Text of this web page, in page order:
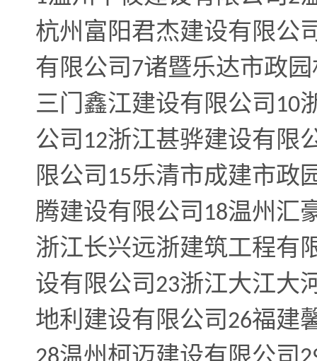
杭州富阳君杰建设有限公
有限公司 7诸暨乐达市政
三门鑫江建设有限公司 10
公司 12浙江甚骅建设有限
限公司 15乐清市成建市政
腾建设有限公司 18温州汇
浙江长兴远浙建筑工程有
设有限公司 23浙江大江大
地利建设有限公司 26福建
温州柯迈建设有限公司